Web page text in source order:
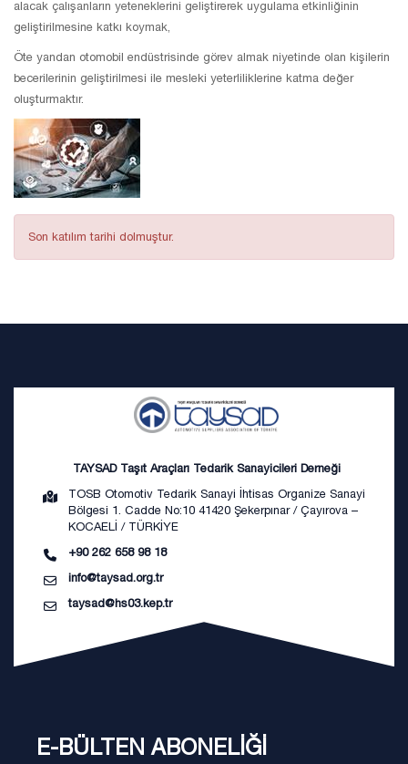
alacak çalışanların yeteneklerini geliştirerek uygulama etkinliğinin
geliştirilmesine katkı koymak,
Öte yandan otomobil endüstrisinde görev almak niyetinde olan kişilerin
becerilerinin geliştirilmesi ile mesleki yeterliliklerine katma değer
oluşturmaktır.
Son katılım tarihi dolmuştur.
TAYSAD Taşıt Araçları Tedarik Sanayicileri Derneği
TOSB Otomotiv Tedarik Sanayi İhtisas Organize Sanayi
Bölgesi 1. Cadde No:10 41420 Şekerpınar / Çayırova –
KOCAELİ / TÜRKİYE
+90 262 658 98 18
info@taysad.org.tr
taysad@hs03.kep.tr
E-BÜLTEN ABONELİĞİ